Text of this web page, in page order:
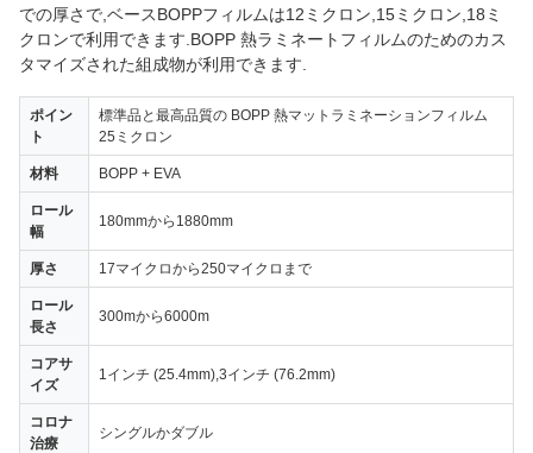
での厚さで,ベースBOPPフィルムは12ミクロン,15ミクロン,18ミ
クロンで利用できます.BOPP 熱ラミネートフィルムのためのカス
タマイズされた組成物が利用できます.
ポイン
ト
標準品と最高品質の BOPP 熱マットラミネーションフィルム
25ミクロン
材料 BOPP + EVA
ロール
幅
180mmから1880mm
厚さ 17マイクロから250マイクロまで
ロール
長さ
300mから6000m
コアサ
イズ
1インチ (25.4mm),3インチ (76.2mm)
コロナ
治療
シングルかダブル